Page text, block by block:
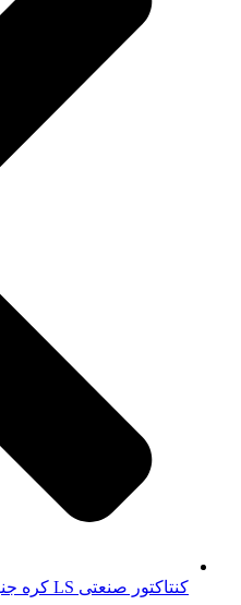
کنتاکتور صنعتی LS کره جنوبی